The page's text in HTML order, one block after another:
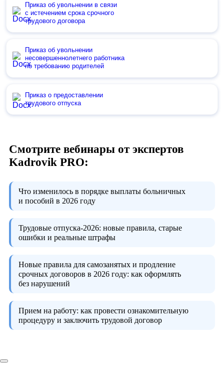
Приказ об увольнении в связи
с истечением срока срочного
трудового договора
Приказ об увольнении
несовершеннолетнего работника
по требованию родителей
Приказ о предоставлении
трудового отпуска
Смотрите вебинары от экспертов
Kadrovik PRO:
Что изменилось в порядке выплаты больничных
и пособий в 2026 году
Трудовые отпуска-2026: новые правила, старые
ошибки и реальные штрафы
Новые правила для самозанятых и продление
срочных договоров в 2026 году: как оформлять
без нарушений
Прием на работу: как провести ознакомительную
процедуру и заключить трудовой договор